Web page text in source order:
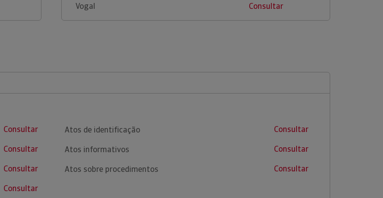
Vogal Consultar
Consultar
Consultar
Consultar
Consultar
Atos de identificação
Consultar
Atos informativos
Consultar
Atos sobre procedimentos
Consultar